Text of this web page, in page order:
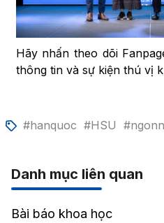
Hãy nhấn theo dõi
thông tin và sự kiện thú vị
#hanquoc #HSU
Danh mục liên quan
Bài báo khoa học